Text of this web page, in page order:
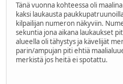
Tänä vuonna kohteessa oli
kaksi laukausta
kilpailijan numeron näkyviin.
sekuntia jona aikana laukaukset
alueella oli tähystys ja kävelijät
parin/ampujan piti ehtiä
merkistä jos heitä ei spotattu.